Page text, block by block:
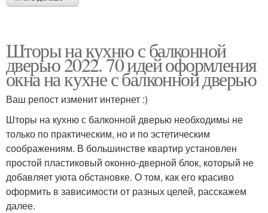
Шторы на кухню с балконной
дверью 2022. 70 идей оформления
окна на кухне с балконной дверью
Ваш репост изменит интернет :)
Шторы на кухню с балконной дверью необходимы не
только по практическим, но и по эстетическим
соображениям. В большинстве квартир установлен
простой пластиковый оконно-дверной блок, который не
добавляет уюта обстановке. О том, как его красиво
оформить в зависимости от разных целей, расскажем
далее.